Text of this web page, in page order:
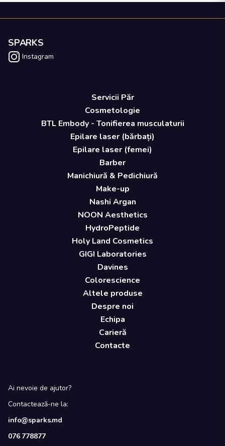
SPARKS
Instagram
Servicii Păr
Cosmetologie
BTL Embody - Tonifierea musculaturii
Epilare laser (bărbați)
Epilare laser (femei)
Barber
Manichiură & Pedichiură
Make-up
Nashi Argan
NOON Aesthetics
HydroPeptide
Holy Land Cosmetics
GIGI Laboratories
Davines
Colorescience
Altele produse
Despre noi
Echipa
Carieră
Contacte
Ai nevoie de ajutor?
Contactează-ne la:
info@sparks.md
076 778877